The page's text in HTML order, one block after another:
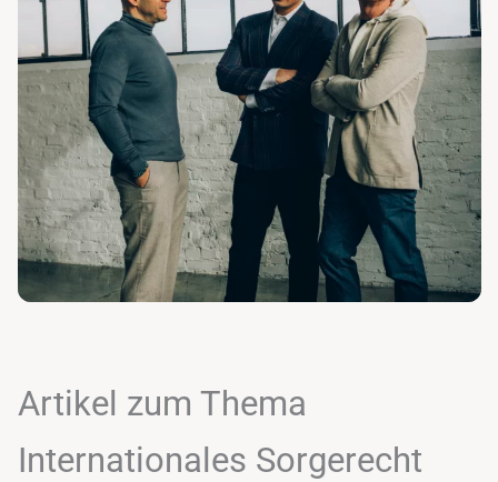
Artikel zum Thema
Internationales Sorgerecht